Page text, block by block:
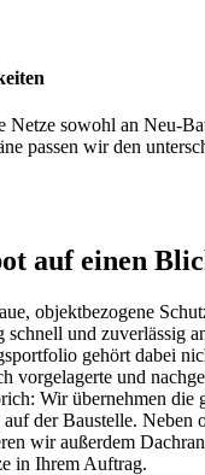
Netze sowohl an Neu-
passen wir den
auf einen
objektbezogene
schnell und zuverlässig
gehört dabei
vorgelagerte und
Wir übernehmen die
der Baustelle. Neben
wir außerdem
in Ihrem Auftrag.